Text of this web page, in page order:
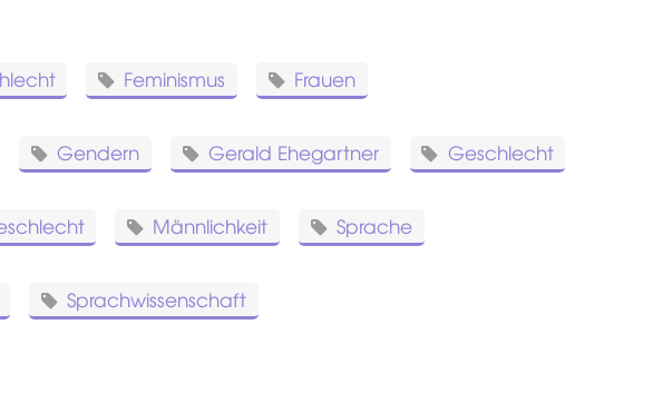
Feminismus Frauen
Gendern Gerald Ehegartner Geschlecht
Männlichkeit Sprache
Sprachwissenschaft